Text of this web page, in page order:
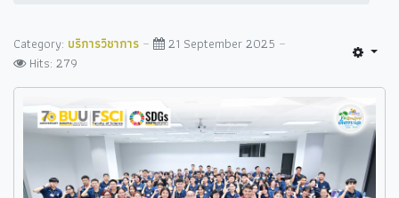
Category: บริการวิชาการ
21 September 2025
Hits: 279